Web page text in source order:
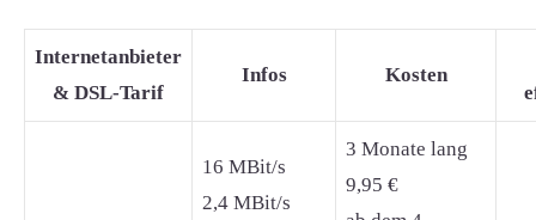
Internetanbieter
& DSL-Tarif
Infos Kosten
16 MBit/s
2,4 MBit/s
3 Monate lang
9,95 €